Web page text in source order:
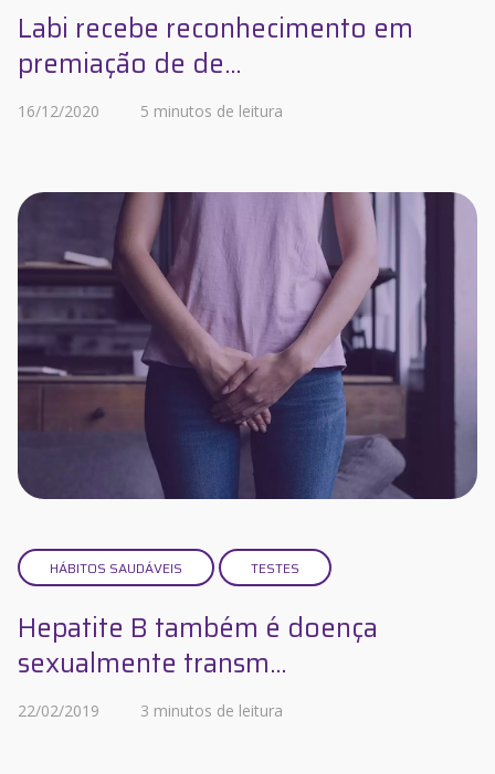
Labi recebe reconhecimento em
premiação de de...
16/12/2020 5 minutos de leitura
HÁBITOS SAUDÁVEIS TESTES
Hepatite B também é doença
sexualmente transm...
22/02/2019 3 minutos de leitura